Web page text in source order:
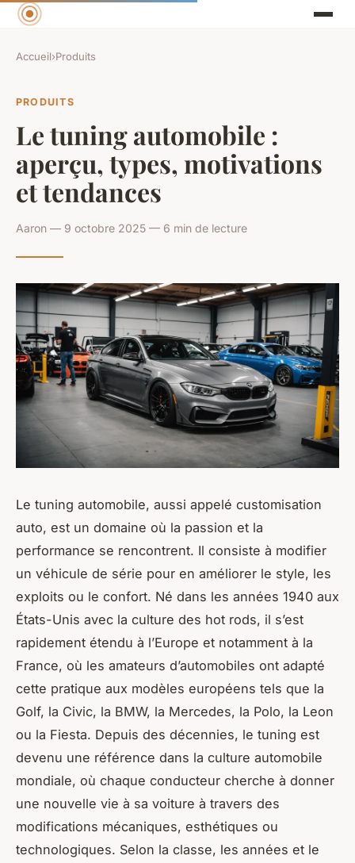
Accueil›Produits
PRODUITS
Le tuning automobile :
aperçu, types, motivations
et tendances
Aaron — 9 octobre 2025 — 6 min de lecture
Le tuning automobile, aussi appelé customisation
auto, est un domaine où la passion et la
performance se rencontrent. Il consiste à modifier
un véhicule de série pour en améliorer le style, les
exploits ou le confort. Né dans les années 1940 aux
États-Unis avec la culture des hot rods, il s’est
rapidement étendu à l’Europe et notamment à la
France, où les amateurs d’automobiles ont adapté
cette pratique aux modèles européens tels que la
Golf, la Civic, la BMW, la Mercedes, la Polo, la Leon
ou la Fiesta. Depuis des décennies, le tuning est
devenu une référence dans la culture automobile
mondiale, où chaque conducteur cherche à donner
une nouvelle vie à sa voiture à travers des
modifications mécaniques, esthétiques ou
technologiques. Selon la classe, les années et le